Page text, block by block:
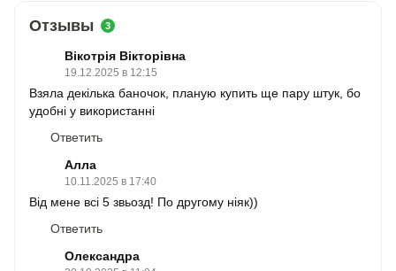
Отзывы 3
Вікотрія Вікторівна
19.12.2025 в 12:15
Взяла декілька баночок, планую купить ще пару штук, бо
удобні у використанні
Ответить
Алла
10.11.2025 в 17:40
Від мене всі 5 звьозд! По другому ніяк))
Ответить
Олександра